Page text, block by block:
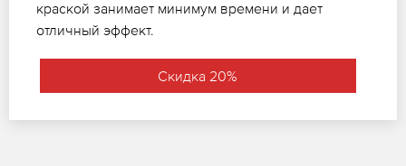
краской занимает минимум времени и дает
отличный эффект.
Скидка 20%